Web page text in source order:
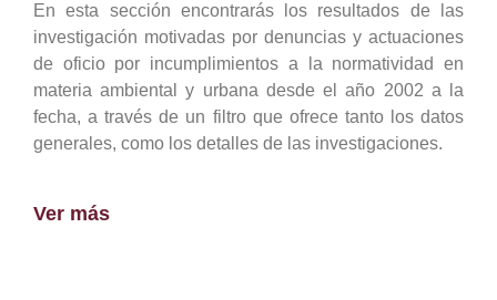
En esta sección encontrarás los resultados de las
investigación motivadas por denuncias y actuaciones
de oficio por incumplimientos a la normatividad en
materia ambiental y urbana desde el año 2002 a la
fecha, a través de un filtro que ofrece tanto los datos
generales, como los detalles de las investigaciones.
Ver más